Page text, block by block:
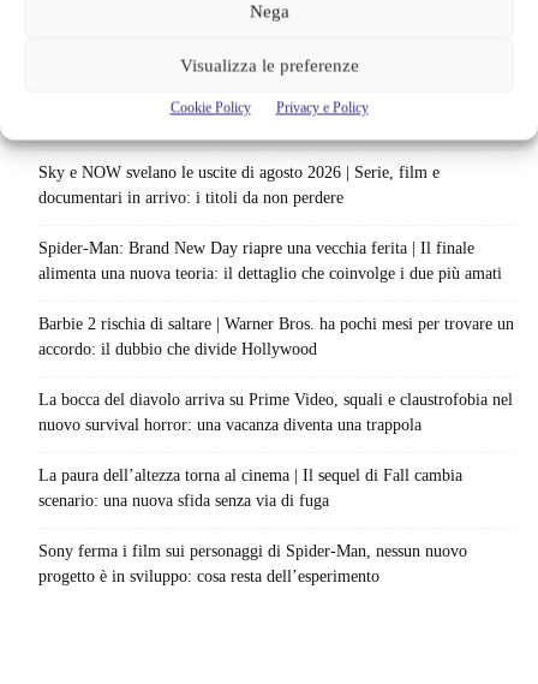
Nega
Visualizza le preferenze
Cookie Policy Privacy e Policy
Ready Player Two torna a dare segnali di vita | Zak Penn conferma il
lavoro sul sequel: cosa manca per far partire il film
Sky e NOW svelano le uscite di agosto 2026 | Serie, film e
documentari in arrivo: i titoli da non perdere
Spider-Man: Brand New Day riapre una vecchia ferita | Il finale
alimenta una nuova teoria: il dettaglio che coinvolge i due più amati
Barbie 2 rischia di saltare | Warner Bros. ha pochi mesi per trovare un
accordo: il dubbio che divide Hollywood
La bocca del diavolo arriva su Prime Video, squali e claustrofobia nel
nuovo survival horror: una vacanza diventa una trappola
La paura dell’altezza torna al cinema | Il sequel di Fall cambia
scenario: una nuova sfida senza via di fuga
Sony ferma i film sui personaggi di Spider-Man, nessun nuovo
progetto è in sviluppo: cosa resta dell’esperimento